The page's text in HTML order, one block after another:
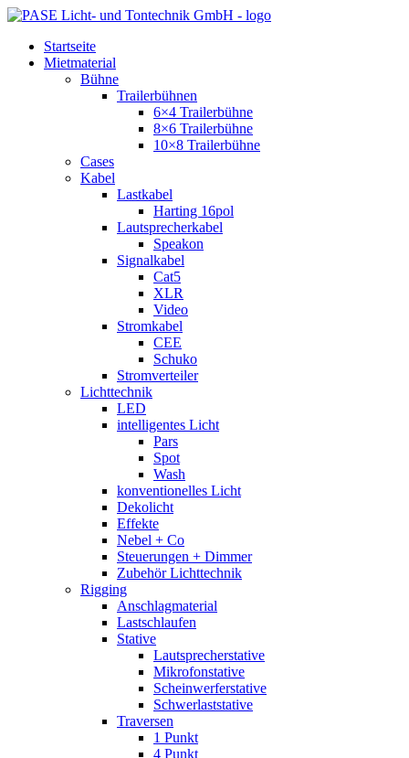
Zum
springenStartseite
Mietmaterial
Bühne
Trailerbühnen
6×4 Trailerbühne
8×6 Trailerbühne
10×8 Trailerbühne
Cases
Kabel
Lastkabel
Harting 16pol
Lautsprecherkabel
Speakon
Signalkabel
Cat5
XLR
Video
Stromkabel
CEE
Schuko
Stromverteiler
Lichttechnik
LED
intelligentes Licht
Pars
Spot
Wash
konventionelles Licht
Dekolicht
Effekte
Nebel + Co
Steuerungen + Dimmer
Zubehör Lichttechnik
Rigging
Anschlagmaterial
Lastschlaufen
Stative
Lautsprecherstative
Mikrofonstative
Scheinwerferstative
Schwerlaststative
Traversen
1 Punkt
4 Punkt